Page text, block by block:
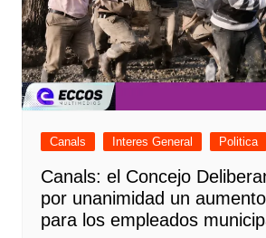
Canals Interes General Politica
Canals: el Concejo
por unanimidad un
para los empleados